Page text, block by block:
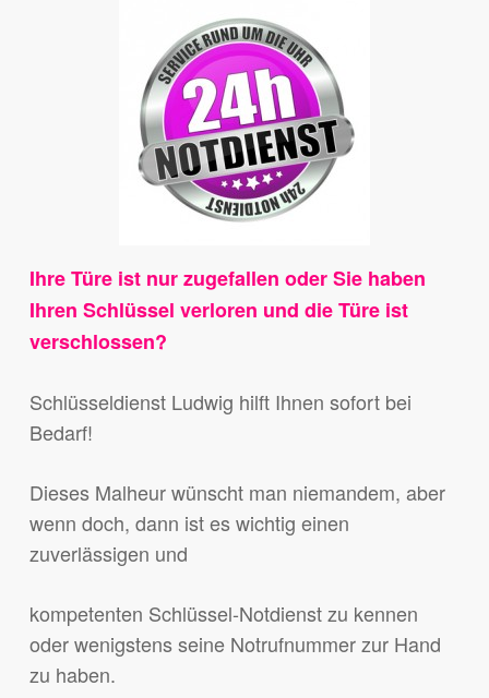
Ihre Türe ist nur zugefallen oder Sie haben
Ihren Schlüssel verloren und die Türe ist
verschlossen?
Schlüsseldienst Ludwig hilft Ihnen sofort bei
Bedarf!
Dieses Malheur wünscht man niemandem, aber
wenn doch, dann ist es wichtig einen
zuverlässigen und
kompetenten Schlüssel-Notdienst zu kennen
oder wenigstens seine Notrufnummer zur Hand
zu haben.